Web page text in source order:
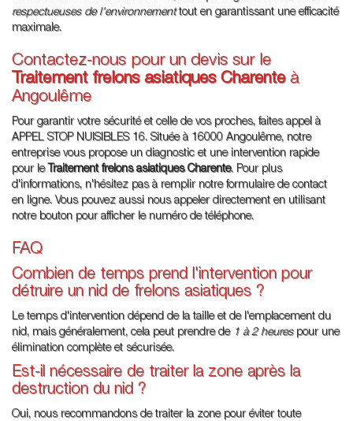
respectueuses de l'environnementtout en garantissant une efficacité
maximale.
Contactez-nous pour un devis sur le
Traitement frelons asiatiques Charenteà
Angoulême
Pour garantir votre sécurité et celle de vos proches, faites appel à
APPEL STOP NUISIBLES 16. Située à 16000 Angoulême, notre
entreprise vous propose un diagnostic et une intervention rapide
pour le
Traitement frelons asiatiques Charente. Pour plus
d'informations, n'hésitez pas à remplir notre formulaire de contact
en ligne. Vous pouvez aussi nous appeler directement en utilisant
notre bouton pour afficher le numéro de téléphone.
FAQ
Combien de temps prend l'intervention pour
détruire un nid de frelons asiatiques ?
Le temps d'intervention dépend de la taille et de l'emplacement du
nid, mais généralement, cela peut prendre de 1 à 2 heurespour une
élimination complète et sécurisée.
Est-il nécessaire de traiter la zone après la
destruction du nid ?
Oui, nous recommandons de traiter la zone pour éviter toute